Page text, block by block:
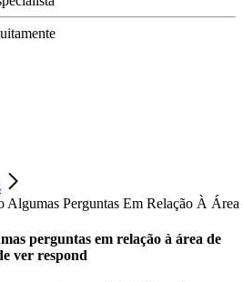
Algumas Perguntas Em Relação À
perguntas em relação à área de
ver respond